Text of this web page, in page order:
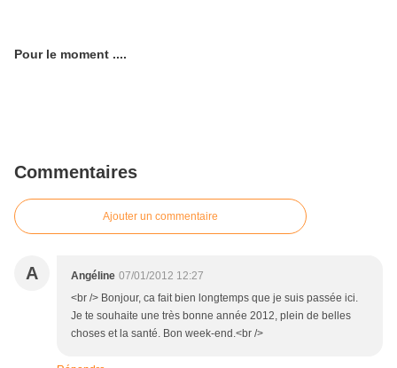
Pour le moment ....
Commentaires
Ajouter un commentaire
A Angéline 07/01/2012 12:27
<br /> Bonjour, ca fait bien longtemps que je suis passée ici.
Je te souhaite une très bonne année 2012, plein de belles
choses et la santé. Bon week-end.<br />